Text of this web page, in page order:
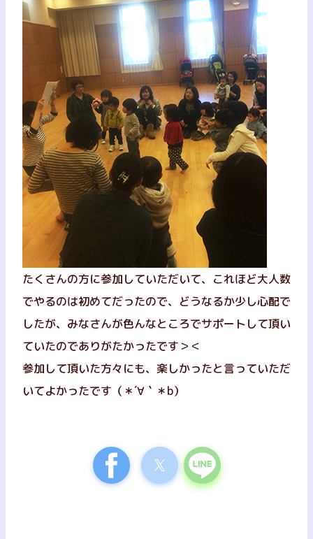
たくさんの方に参加していただいて、これほど大人数
でやるのは初めてだったので、どうなるか少し心配で
したが、みなさんが色んなところでサポートして頂い
ていたのでありがたかったです＞＜
参加して頂いた方々にも、楽しかったと言っていただ
いてよかったです（＊´∀｀＊b）